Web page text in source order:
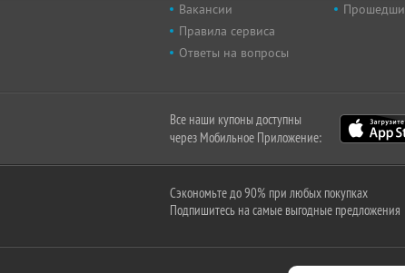
Вакансии
Правила сервиса
Ответы на вопросы
Все наши купоны доступны
через Мобильное Приложение:
Сэкономьте до 90% при любых покупках
Подпишитесь на самые выгодные предложения